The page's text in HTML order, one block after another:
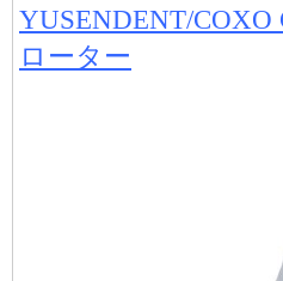
YUSENDENT/
ローター